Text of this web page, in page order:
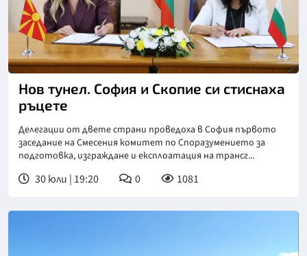
Нов тунел. София и Скопие си стиснаха
ръцете
Делегации от двете страни проведоха в София първото
заседание на Смесения комитет по Споразумението за
подготовка, изграждане и експлоатация на трансг...
30 юли | 19:20 0 1081